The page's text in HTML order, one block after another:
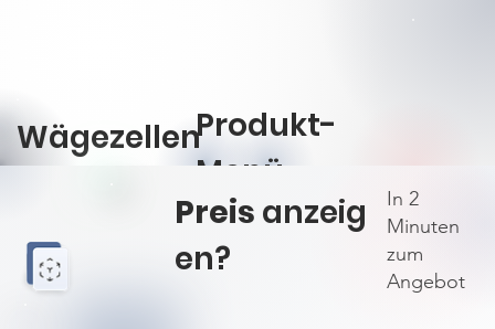
WägezellenProdukt-
Menü
öffnen
In 2
Minuten
zum
Angebot
Preis anzeig
en?